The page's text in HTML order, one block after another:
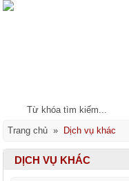
Trang chủ » Dịch vụ khác
DỊCH VỤ KHÁC